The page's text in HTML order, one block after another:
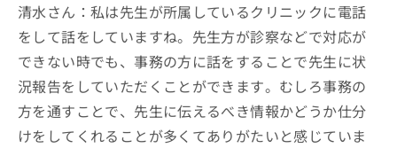
清水さん：私は先生が所属しているクリニックに電話
をして話をしていますね。先生方が診察などで対応が
できない時でも、事務の方に話をすることで先生に状
況報告をしていただくことができます。むしろ事務の
方を通すことで、先生に伝えるべき情報かどうか仕分
けをしてくれることが多くてありがたいと感じていま